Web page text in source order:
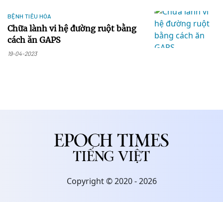
BỆNH TIÊU HÓA
Chữa lành vi hệ đường ruột bằng
cách ăn GAPS
19-04-2023
Copyright © 2020 - 2026